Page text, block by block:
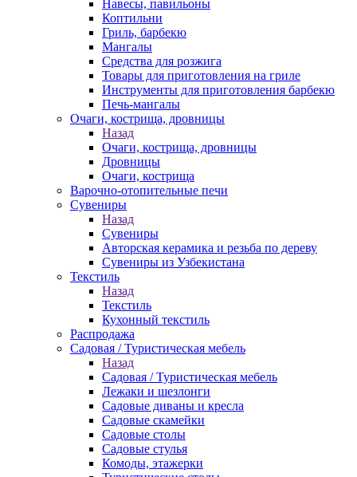
Навесы, павильоны
Коптильни
Гриль, барбекю
Мангалы
Средства для розжига
Товары для приготовления на гриле
Инструменты для приготовления барбекю
Печь-мангалы
Очаги, кострища, дровницы
Назад
Очаги, кострища, дровницы
Дровницы
Очаги, кострища
Варочно-отопительные печи
Сувениры
Назад
Сувениры
Авторская керамика и резьба по дереву
Сувениры из Узбекистана
Текстиль
Назад
Текстиль
Кухонный текстиль
Распродажа
Садовая / Туристическая мебель
Назад
Садовая / Туристическая мебель
Лежаки и шезлонги
Садовые диваны и кресла
Садовые скамейки
Садовые столы
Садовые стулья
Комоды, этажерки